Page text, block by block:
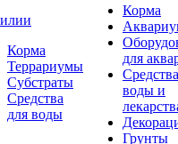
Корма
Террариумы
Субстраты
Средства
для воды
Корма
для
воды и
Грунты